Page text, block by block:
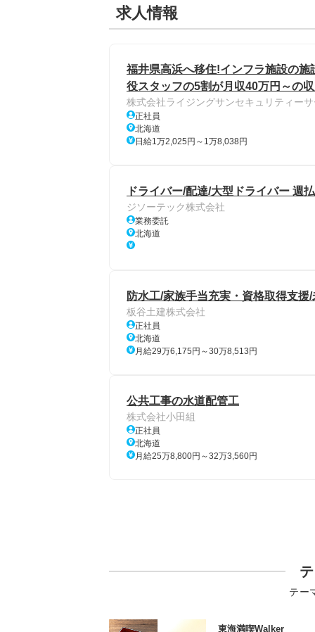
求人情報
福井県高浜へ移住!インフラ施設の
役スタッフの5割が月収40万円～の
株式会社ライジングサンセキュリティー
正社員
北海道
日給1万2,025円～1万8,038円
ドライバー/配達/大型ドライバー 週
ジソーテック株式会社
業務委託
北海道
防水工/家族手当充実・資格取得支援
板谷土建株式会社
正社員
北海道
月給29万6,175円～30万8,513円
公共工事の水道配管工
株式会社小田組
正社員
北海道
月給25万8,800円～32万3,560円
テー
東海満喫Walker